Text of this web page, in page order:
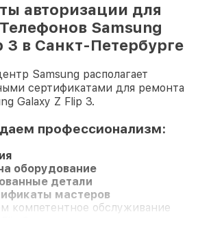
авторизации для
Samsung
3 в Санкт-Петербурге
Samsung располагает
сертификатами для ремонта
Galaxy Z Flip 3.
профессионализм:
оборудование
детали
мастеров
компетентное обслуживание